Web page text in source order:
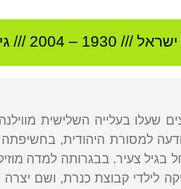
///
1930
–
2004
///
בעלייה השלישית
למסורת היהודית,
בגיל צעיר. בבגרותה למדה
לילדי קבוצת כנרת, ושם